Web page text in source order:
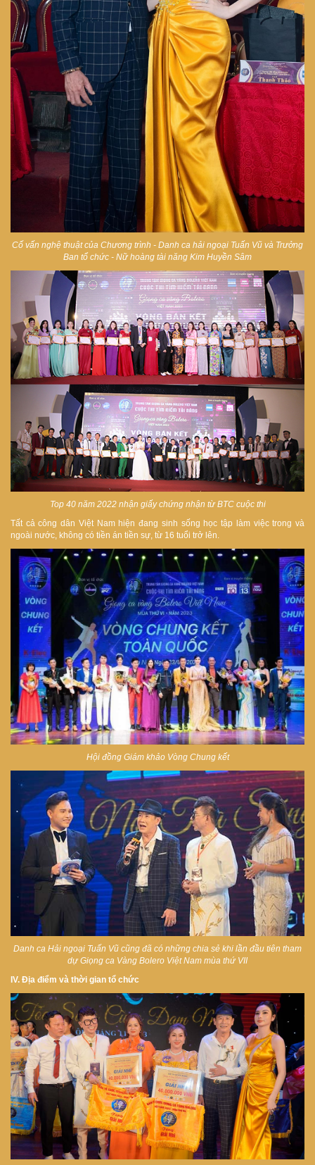
Cố vấn nghệ thuật của Chương trình - Danh ca hải ngoại Tuấn Vũ và Trưởng
Ban tổ chức - Nữ hoàng tài năng Kim Huyền Sâm
Top 40 năm 2022 nhận giấy chứng nhận từ BTC cuộc thi
Tất cả công dân Việt Nam hiện đang sinh sống học tập làm việc trong và
ngoài nước, không có tiền án tiền sự, từ 16 tuổi trở lên.
Hội đồng Giám khảo Vòng Chung kết
Danh ca Hải ngoại Tuấn Vũ cũng đã có những chia sẻ khi lần đầu tiên tham
dự Giọng ca Vàng Bolero Việt Nam mùa thứ VII
IV. Địa điểm và thời gian tổ chức